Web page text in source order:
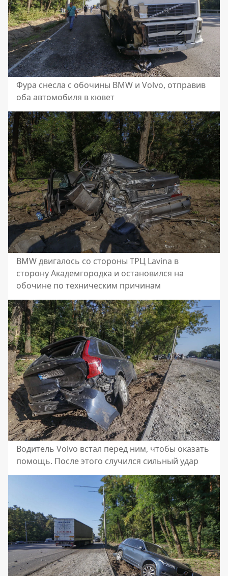
Фура снесла с обочины BMW и Volvo, отправив
оба автомобиля в кювет
BMW двигалось со стороны ТРЦ Lavina в
сторону Академгородка и остановился на
обочине по техническим причинам
Водитель Volvo встал перед ним, чтобы оказать
помощь. После этого случился сильный удар